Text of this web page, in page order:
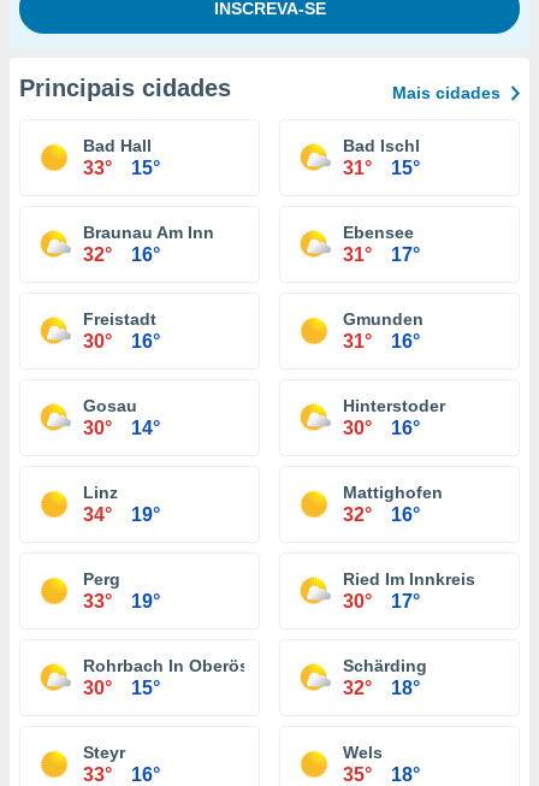
Principais cidades Mais cidades
Bad Hall
33° 15°
Bad Ischl
31° 15°
Braunau Am Inn
32° 16°
Ebensee
31° 17°
Freistadt
30° 16°
Gmunden
31° 16°
Gosau
30° 14°
Hinterstoder
30° 16°
Linz
34° 19°
Mattighofen
32° 16°
Perg
33° 19°
Ried Im Innkreis
30° 17°
Rohrbach In Oberösterreich
30° 15°
Schärding
32° 18°
Steyr
33° 16°
Wels
35° 18°